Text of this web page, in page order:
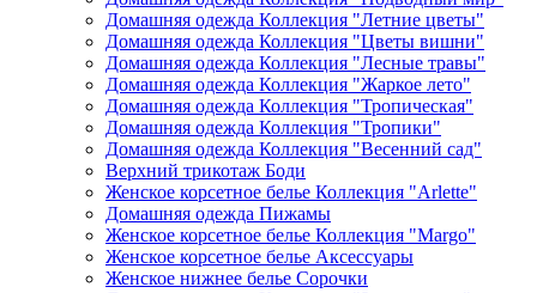
Домашняя одежда Коллекция "Летние цветы"
Домашняя одежда Коллекция "Цветы вишни"
Домашняя одежда Коллекция "Лесные травы"
Домашняя одежда Коллекция "Жаркое лето"
Домашняя одежда Коллекция "Тропическая"
Домашняя одежда Коллекция "Тропики"
Домашняя одежда Коллекция "Весенний сад"
Верхний трикотаж Боди
Женское корсетное белье Коллекция "Arlette"
Домашняя одежда Пижамы
Женское корсетное белье Коллекция "Margo"
Женское корсетное белье Аксессуары
Женское нижнее белье Сорочки